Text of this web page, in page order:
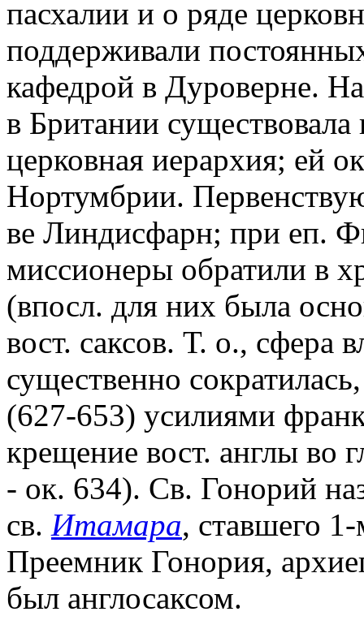
пасхалии и о ряде
поддерживали
кафедрой в Дуроверне.
в Британии
церковная иерархия; ей
Нортумбрии.
ве Линдисфарн; при еп.
миссионеры обратили в
(впосл. для них была
вост. саксов. Т. о., сфера
существенно
(627-653) усилиями
крещение вост. англы во
- ок. 634). Св. Гонорий
св. Итамара, ставшего
Преемник Гонория,
был англосаксом.